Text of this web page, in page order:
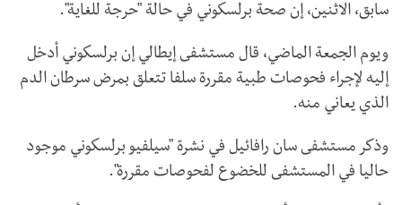
سابق، الاثنين، إن صحة برلسكوني في حالة "حرجة للغاية".
ويوم الجمعة الماضي، قال مستشفى إيطالي إن برلسكوني أدخل
إليه لإجراء فحوصات طبية مقررة سلفا تتعلق بمرض سرطان الدم
الذي يعاني منه.
وذكر مستشفى سان رافائيل في نشرة "سيلفيو برلسكوني موجود
حاليا في المستشفى للخضوع لفحوصات مقررة".